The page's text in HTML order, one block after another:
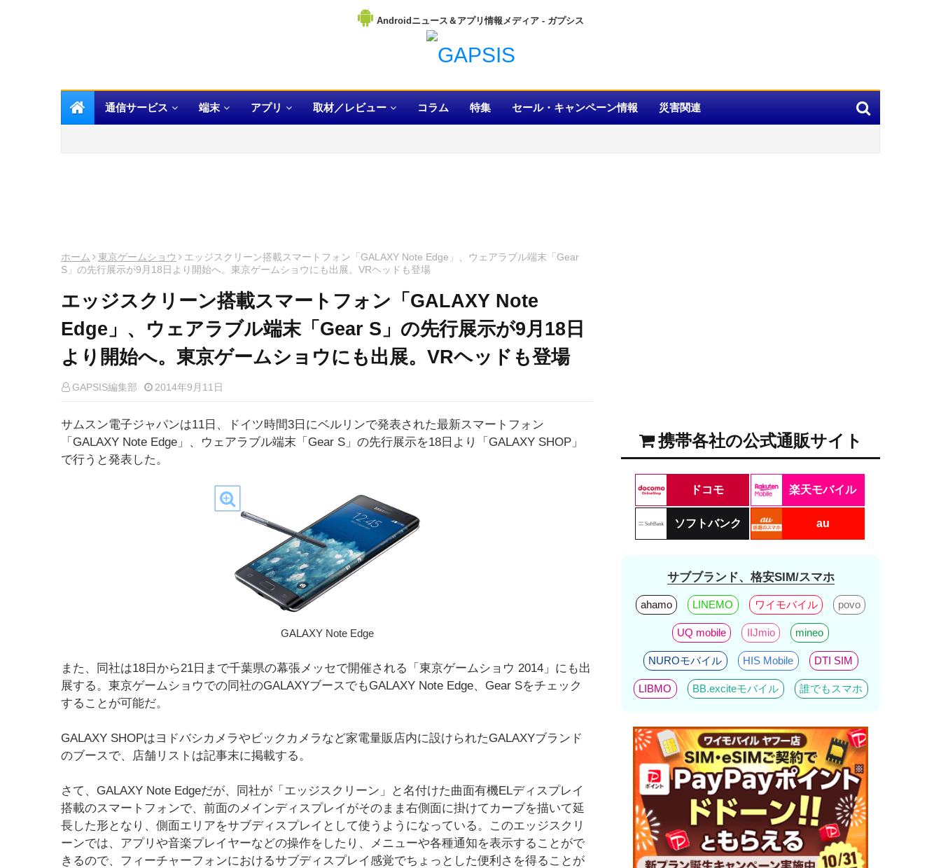
Androidニュース＆アプリ情報メディア
通信サービス 端末 アプリ 取材／レビュー コラム 特集 セール・キャンペーン情報 災害関連
ホーム 東京ゲームショウ
エッジスクリーン搭載スマートフォン「GALAXY Note Edge」、ウェアラブル端末「Gear
S」の先行展示が9月18日より開始へ。東京ゲームショウにも出展。VRヘッドも登場
エッジスクリーン搭載スマートフォン「GALAXY Note
Edge」、ウェアラブル端末「Gear S」の先行展示が9月18日
より開始へ。東京ゲームショウにも出展。VRヘッドも登場
GAPSIS編集部 2014年9月11日
サムスン電子ジャパンは11日、ドイツ時間3日にベルリンで発表された最新スマートフォン
「GALAXY Note Edge」、ウェアラブル端末「Gear S」の先行展示を18日より「GALAXY SHOP」
で行うと発表した。
GALAXY Note Edge
また、同社は18日から21日まで千葉県の幕張メッセで開催される「東京ゲームショウ 2014」にも出
展する。東京ゲームショウでの同社のGALAXYブースでもGALAXY Note Edge、Gear Sをチェック
することが可能だ。
GALAXY SHOPはヨドバシカメラやビックカメラなど家電量販店内に設けられたGALAXYブランド
のブースで、店舗リストは記事末に掲載する。
さて、GALAXY Note Edgeだが、同社が「エッジスクリーン」と名付けた曲面有機ELディスプレイ
搭載のスマートフォンで、前面のメインディスプレイがそのまま右側面に掛けてカーブを描いて延
長した形となり、側面エリアをサブディスプレイとして使うようになっている。このエッジスクリ
ーンでは、アプリや音楽プレイヤーなどの操作をしたり、メニューや各種通知を表示することがで
きるので、フィーチャーフォンにおけるサブディスプレイ感覚でちょっとした便利さを得ることが
携帯各社の公式通販サイト
ドコモ 楽天モバイル
ソフトバンク au
サブブランド、格安SIM/スマホ
ahamo LINEMO ワイモバイル povo
UQ mobile IIJmio mineo
NUROモバイル HIS Mobile DTI SIM
LIBMO BB.exciteモバイル 誰でもスマホ